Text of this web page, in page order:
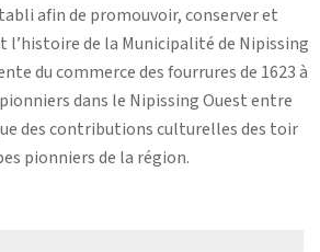
afin de promouvoir, conserver et
l’histoire de la Municipalité de Nipissing
du commerce des fourrures de 1623 à
dans le Nipissing Ouest entre
des contributions culturelles des toir
pionniers de la région.